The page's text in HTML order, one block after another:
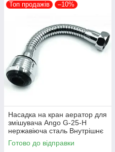
Топ продажів –10%
Насадка на кран аератор для
змішувача Ango G-25-H
нержавіюча сталь Внутрішнє
різьблення М22 з гнучким
шлангом
Готово до відправки